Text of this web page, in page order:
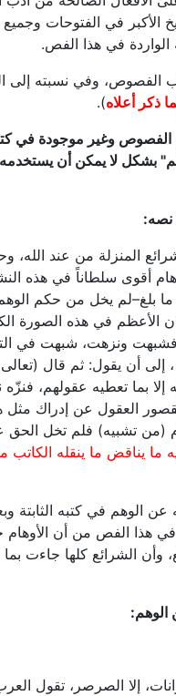
الأكبر في الفتوحات
الواردة في هذا الفص.
الفصوص، وفي نسبته إلى
ذكر أعلاه).
وغير موجودة في
بشكل لا يمكن أن يستخدمه
نصه:
المنزلة من عند الله،
أقوى سلطاناً في هذه
ما بلغ–لم يخل من حكم
الأعظم في هذه الصورة
فشبهت ونزهت، شبهت في
، إلى أن يقول: ثم قال
بما تعطيه عقولهم،
العقول عن إدراك مثل
(من تشبيه) فلم تخل
ما يناقض ما ينقله
عن الوهم في كتبه الثابتة
في هذا الفص من أن
وأن الشرائع كلها جاءت
الوهم:
إلا الصرصر، تقول